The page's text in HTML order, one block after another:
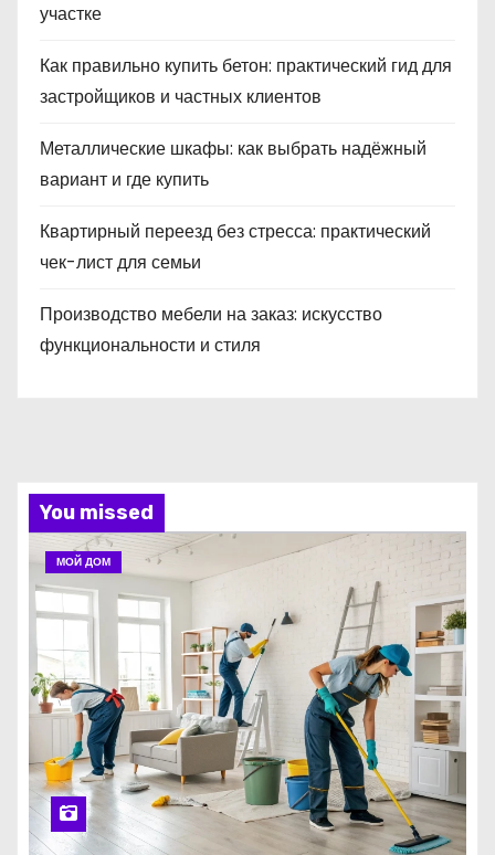
участке
Как правильно купить бетон: практический гид для
застройщиков и частных клиентов
Металлические шкафы: как выбрать надёжный
вариант и где купить
Квартирный переезд без стресса: практический
чек-лист для семьи
Производство мебели на заказ: искусство
функциональности и стиля
You missed
МОЙ ДОМ